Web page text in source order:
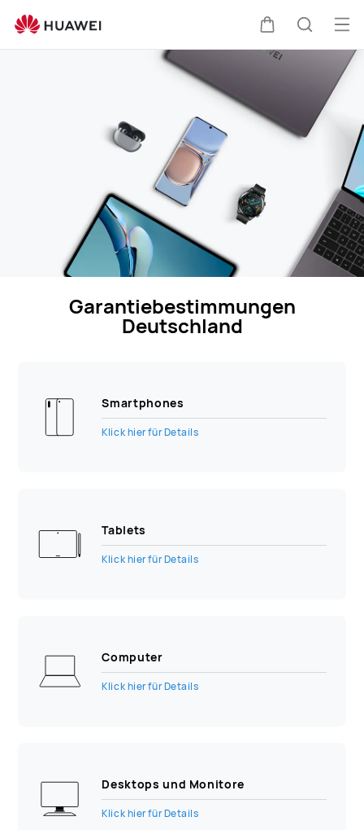
Support
Warenkorb
Suche
Garantiebestimmungen
Deutschland
Smartphones
Klick hier für Details
Tablets
Klick hier für Details
Computer
Klick hier für Details
Desktops und Monitore
Klick hier für Details